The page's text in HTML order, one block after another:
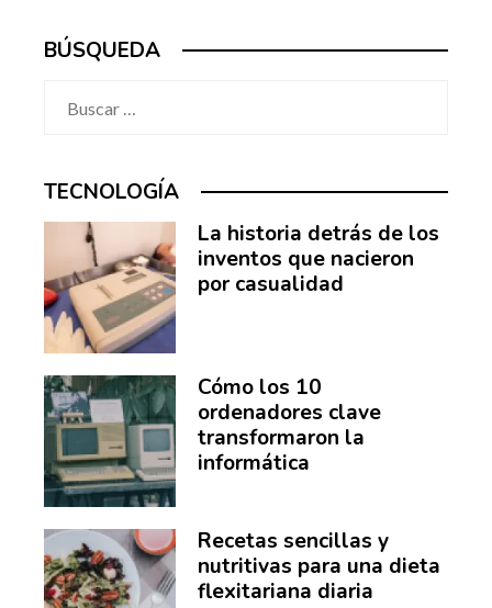
BÚSQUEDA
TECNOLOGÍA
La historia detrás de los
inventos que nacieron
por casualidad
Cómo los 10
ordenadores clave
transformaron la
informática
Recetas sencillas y
nutritivas para una dieta
flexitariana diaria